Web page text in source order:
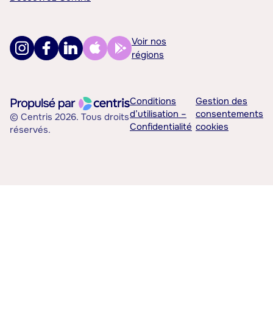
Voir nos
régions
© Centris 2026. Tous droits
réservés.
Conditions
d’utilisation –
Confidentialité
Gestion des
consentements
cookies